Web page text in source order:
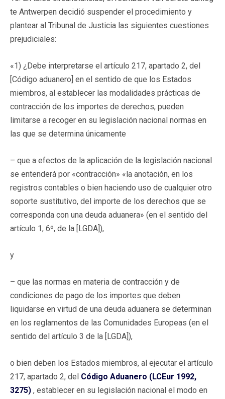
te Antwerpen decidió suspender el procedimiento y
plantear al Tribunal de Justicia las siguientes cuestiones
prejudiciales:
«1) ¿Debe interpretarse el artículo 217, apartado 2, del
[Código aduanero] en el sentido de que los Estados
miembros, al establecer las modalidades prácticas de
contracción de los importes de derechos, pueden
limitarse a recoger en su legislación nacional normas en
las que se determina únicamente
– que a efectos de la aplicación de la legislación nacional
se entenderá por «contracción» «la anotación, en los
registros contables o bien haciendo uso de cualquier otro
soporte sustitutivo, del importe de los derechos que se
corresponda con una deuda aduanera» (en el sentido del
artículo 1, 6º, de la [LGDA]),
y
– que las normas en materia de contracción y de
condiciones de pago de los importes que deben
liquidarse en virtud de una deuda aduanera se determinan
en los reglamentos de las Comunidades Europeas (en el
sentido del artículo 3 de la [LGDA]),
o bien deben los Estados miembros, al ejecutar el artículo
217, apartado 2, del Código Aduanero (LCEur 1992,
3275) , establecer en su legislación nacional el modo en